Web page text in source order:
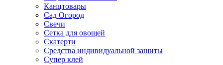
Канцтовары
Сад Огород
Свечи
Сетка для овощей
Скатерти
Средства индивидуальной защиты
Супер клей